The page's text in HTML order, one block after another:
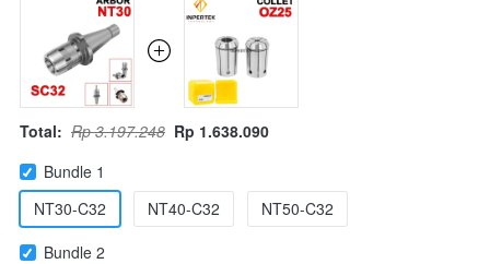
Total: Rp 3.197.248 Rp 1.638.090
Bundle 1
NT30-C32
NT40-C32
NT50-C32
Bundle 2